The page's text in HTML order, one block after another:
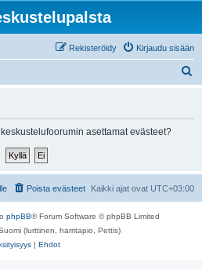
Kirjaudu sisään
Rekisteröidy
asettamat evästeet?
Kaikki ajat ovat UTC+03:00
Poista evästeet
phpBB® Forum Software © phpBB Limited
(lurttinen, harritapio, Pettis)
| Ehdot